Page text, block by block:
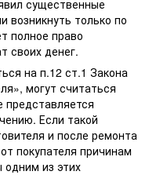
существенные
возникнуть только по
полное право
своих денег.
на п.12 ст.1 Закона
могут считаться
представляется
Если такой
и после ремонта
покупателя причинам
из этих